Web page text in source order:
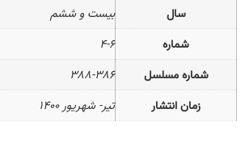
سال
بیست و ششم
شماره
۴-۶
شماره مسلسل
۳۸۸-۳۸۶
زمان انتشار
تیر- شهریور ۱۴۰۰